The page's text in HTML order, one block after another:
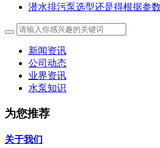
潜水排污泵选型还是得根据参
新闻资讯
公司动态
业界资讯
水泵知识
为您推荐
关于我们